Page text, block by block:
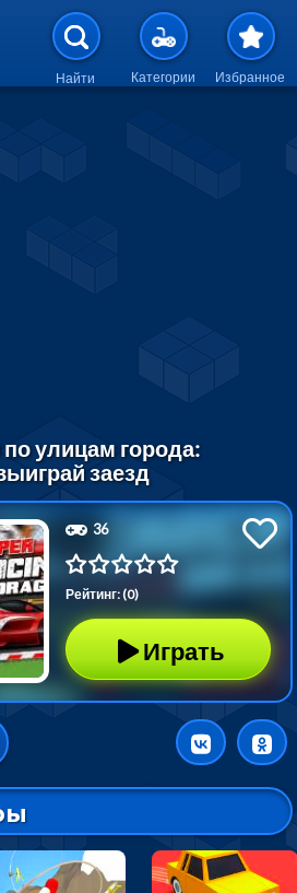
Перейти к основному
Найти Категории Избранное
по улицам города:
заезд
36
Рейтинг: (0)
Играть